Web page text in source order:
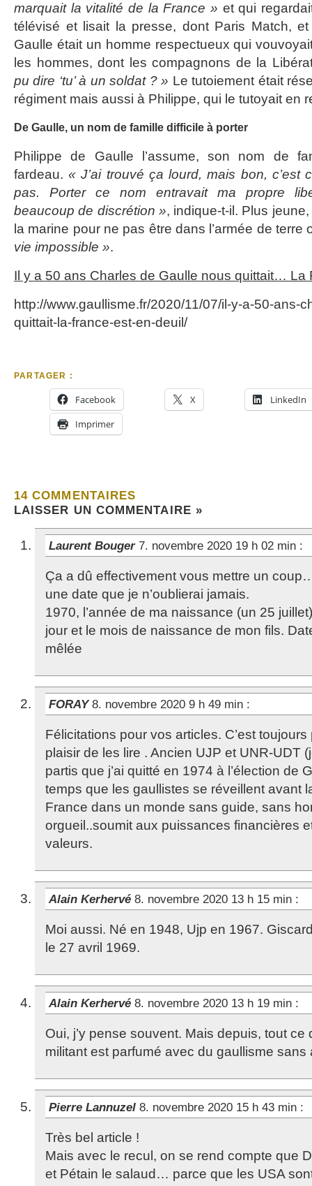
marquait la vitalité de la France » et qui
télévisé et lisait la presse, dont Paris Match, et
Gaulle était un homme respectueux qui
les hommes, dont les compagnons de la
pu dire ‘tu’ à un soldat ? » Le tutoiement était
régiment mais aussi à Philippe, qui le tutoyait en
De Gaulle, un nom de famille difficile à porter
Philippe de Gaulle l’assume, son nom de
fardeau.« J’ai trouvé ça lourd, mais bon, c’est
pas. Porter ce nom entravait ma propre
beaucoup de discrétion », indique-t-il. Plus
la marine pour ne pas être dans l’armée de terre
vie impossible ».
Il y a 50 ans Charles de Gaulle nous quittait… La
http://www.gaullisme.fr/2020/11/07/il-y-a-50-ans-
quittait-la-france-est-en-deuil/
PARTAGER :
Facebook X
LinkedIn
Imprimer
14 COMMENTAIRES
LAISSER UN COMMENTAIRE »
Laurent Bouger 7. novembre 2020 19 h 02 min :
Ça a dû effectivement vous mettre un
une date que je n’oublierai jamais.
1970, l’année de ma naissance (un 25
jour et le mois de naissance de mon fils.
mêlée
FORAY8. novembre 2020 9 h 49 min :
Félicitations pour vos articles. C’est
plaisir de les lire . Ancien UJP et UNR-UDT
partis que j’ai quitté en 1974 à l’élection de
temps que les gaullistes se réveillent avant
France dans un monde sans guide, sans
orgueil..soumit aux puissances financières
valeurs.
Alain Kerhervé 8. novembre 2020 13 h 15 min :
Moi aussi. Né en 1948, Ujp en 1967.
le 27 avril 1969.
Alain Kerhervé 8. novembre 2020 13 h 19 min :
Oui, j’y pense souvent. Mais depuis, tout ce
militant est parfumé avec du gaullisme sans
Pierre Lannuzel 8. novembre 2020 15 h 43 min :
Très bel article !
Mais avec le recul, on se rend compte que
et Pétain le salaud… parce que les USA